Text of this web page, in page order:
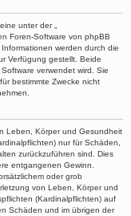
unter der „
Foren-Software von phpBB
werden durch die
Verfügung gestellt. Beide
verwendet wird. Sie
bestimmte Zwecke nicht
Leben, Körper und Gesundheit
nur für Schäden,
zurückzuführen sind. Dies
entgangenen Gewinn.
oder grob
von Leben, Körper und
(Kardinalpflichten) auf
Schäden und im übrigen der